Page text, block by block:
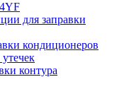
для заправки
кондиционеров
контура